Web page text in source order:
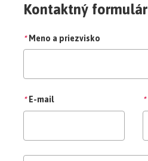
Kontaktný formulár
* Meno a priezvisko
* E-mail *